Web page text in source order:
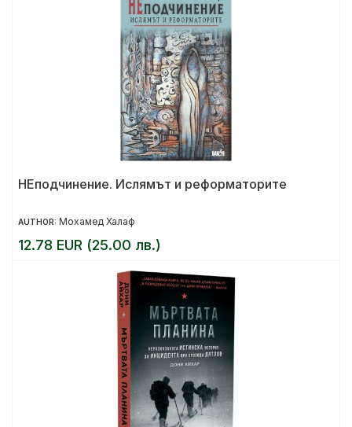
НЕподчинение. Ислямът и реформаторите
AUTHOR: Мохамед Халаф
12.78 EUR (25.00 лв.)